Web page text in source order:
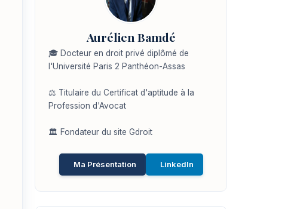
Aurélien Bamdé
🎓 Docteur en droit privé diplômé de
l'Université Paris 2 Panthéon-Assas
⚖️ Titulaire du Certificat d'aptitude à la
Profession d'Avocat
🏛️ Fondateur du site Gdroit
Ma Présentation LinkedIn